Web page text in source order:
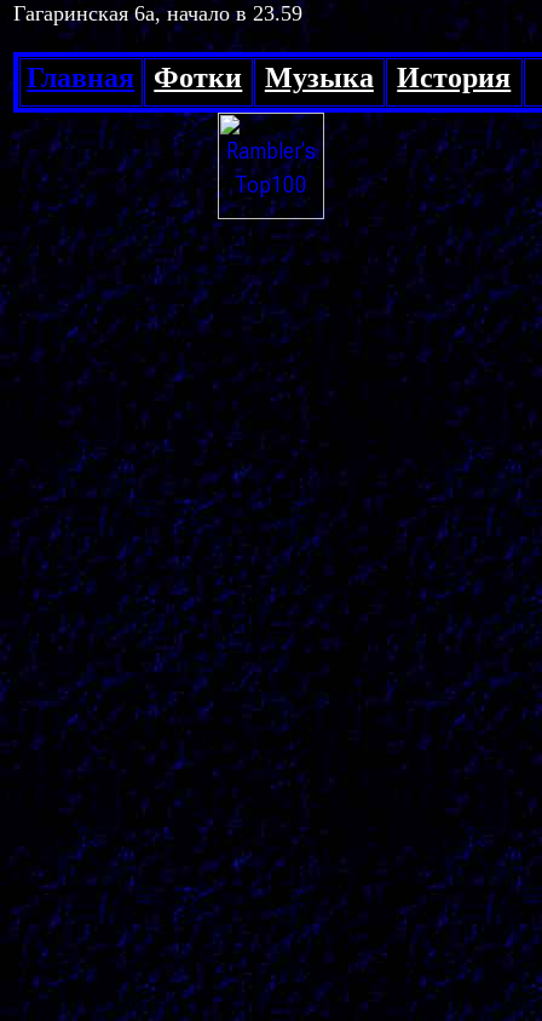
Гагаринская 6а, начало в 23.59
Главная Фотки Музыка История